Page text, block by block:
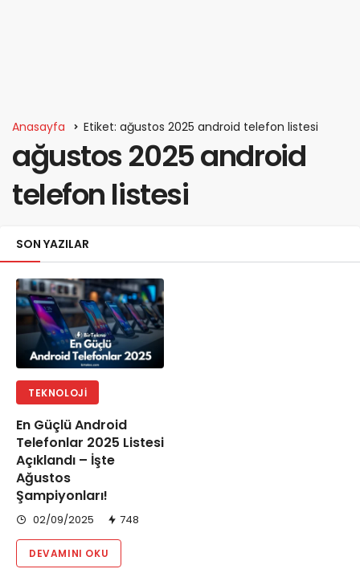
Anasayfa Etiket: ağustos 2025 android telefon listesi
ağustos 2025 android
telefon listesi
SON YAZILAR
TEKNOLOJI
En Güçlü Android
Telefonlar 2025 Listesi
Açıklandı – İşte
Ağustos
Şampiyonları!
02/09/2025 748
DEVAMINI OKU